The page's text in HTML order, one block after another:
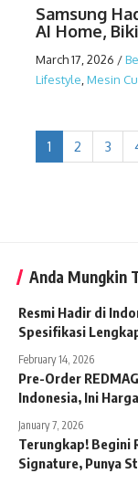
Samsung
AI Home,
March 17, 2026 /
Lifestyle Mesin
1 2 3
Anda Mungkin
Resmi Hadir di
Spesifikasi
February 14, 2026
Pre-Order
Indonesia, Ini
January 7, 2026
Terungkap! Begini
Signature, Punya